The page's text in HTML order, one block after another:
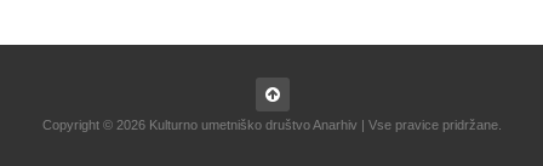
Copyright © 2026 Kulturno umetniško društvo Anarhiv | Vse pravice pridržane.